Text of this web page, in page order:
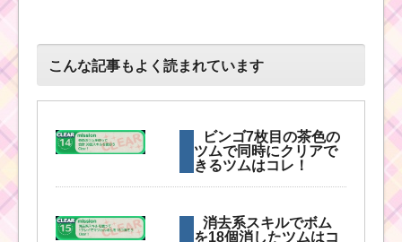
こんな記事もよく読まれています
ビンゴ7枚目の茶色の
ツムで同時にクリアで
きるツムはコレ！
消去系スキルでボム
を18個消したツムはコ